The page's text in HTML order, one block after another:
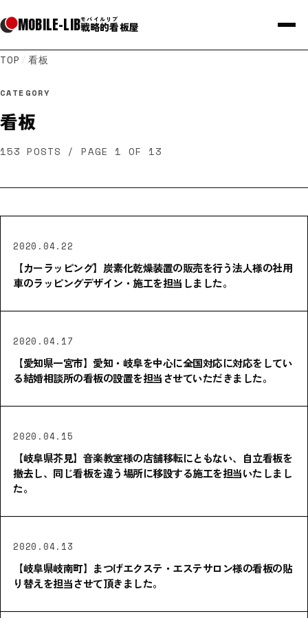
MOBILE-LIBモバイルリブ
戦略的看板屋
TOP / 看板
CATEGORY
看板
153 POSTS / PAGE 1 OF 13
2020.04.22
【カーラッピング】炭素化乾燥装置の販売を行う法人様の社用
車のラッピングデザイン・施工を担当しました。
2020.04.17
【愛知県一宮市】愛知・岐阜を中心に全国対応に対応をしてい
る結婚相談所の看板の設置を担当させていただきました。
2020.04.15
【岐阜県芥見】音楽教室様の店舗移転にともない、自立看板を
撤去し、同じ看板を違う場所に移設する施工を担当いたしまし
た。
2020.04.13
【岐阜県岐南町】まつげエクステ・エステサロン様の看板の貼
り替えを担当させて頂きました。